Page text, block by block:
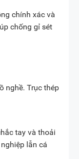
chính xác và
chống gỉ sét
nghề. Trục thép
tay và thoải
lẫn cá